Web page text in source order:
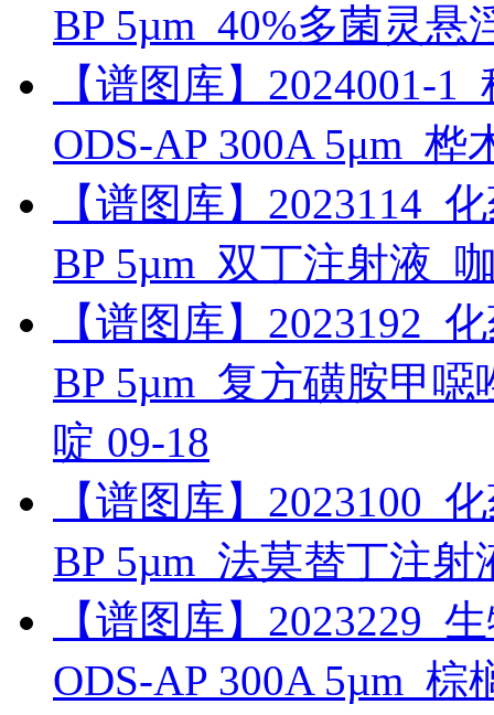
BP 5µm_40%多菌灵
【谱图库】2024001-
ODS-AP 300A 5μm_桦
【谱图库】2023114_
BP 5µm_双丁注射液_
【谱图库】2023192_
BP 5µm_复方磺胺甲
啶 09-18
【谱图库】2023100_
BP 5µm_法莫替丁注
【谱图库】2023229_
ODS-AP 300A 5µm_